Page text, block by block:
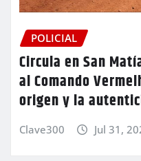
POLICIAL
Circula en San
al Comando
origen y la
Clave300 Jul 31,